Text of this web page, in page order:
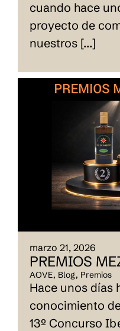
cuando hace
proyecto de
nuestros [...]
marzo 21, 2026
PREMIOS
AOVE, Blog, Premios
Hace unos días
conocimiento
13º Concurso